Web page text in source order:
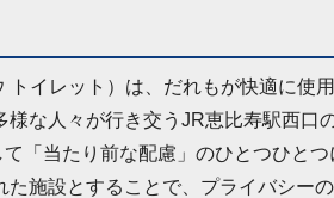
イレット）は、だれもが快適に使
な人々が行き交うJR恵比寿駅西口
「当たり前な配慮」のひとつひと
施設とすることで、プライバシー